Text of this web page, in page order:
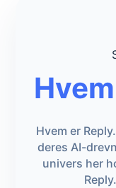
Hvem er
deres AI-
univers her